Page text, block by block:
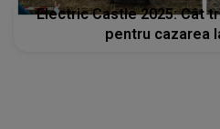
Electric Castle 2025: Cât
pentru cazarea